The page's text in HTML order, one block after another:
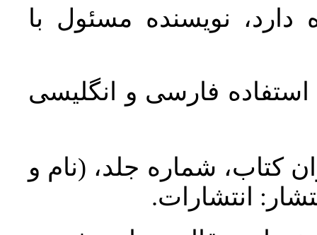
نویسنده مسئول با
استفاده فارسی و انگلیسی
کتاب، شماره جلد، (نام و
انتشارات.